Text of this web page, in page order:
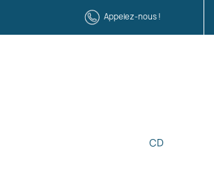
Appelez-nous !
CD